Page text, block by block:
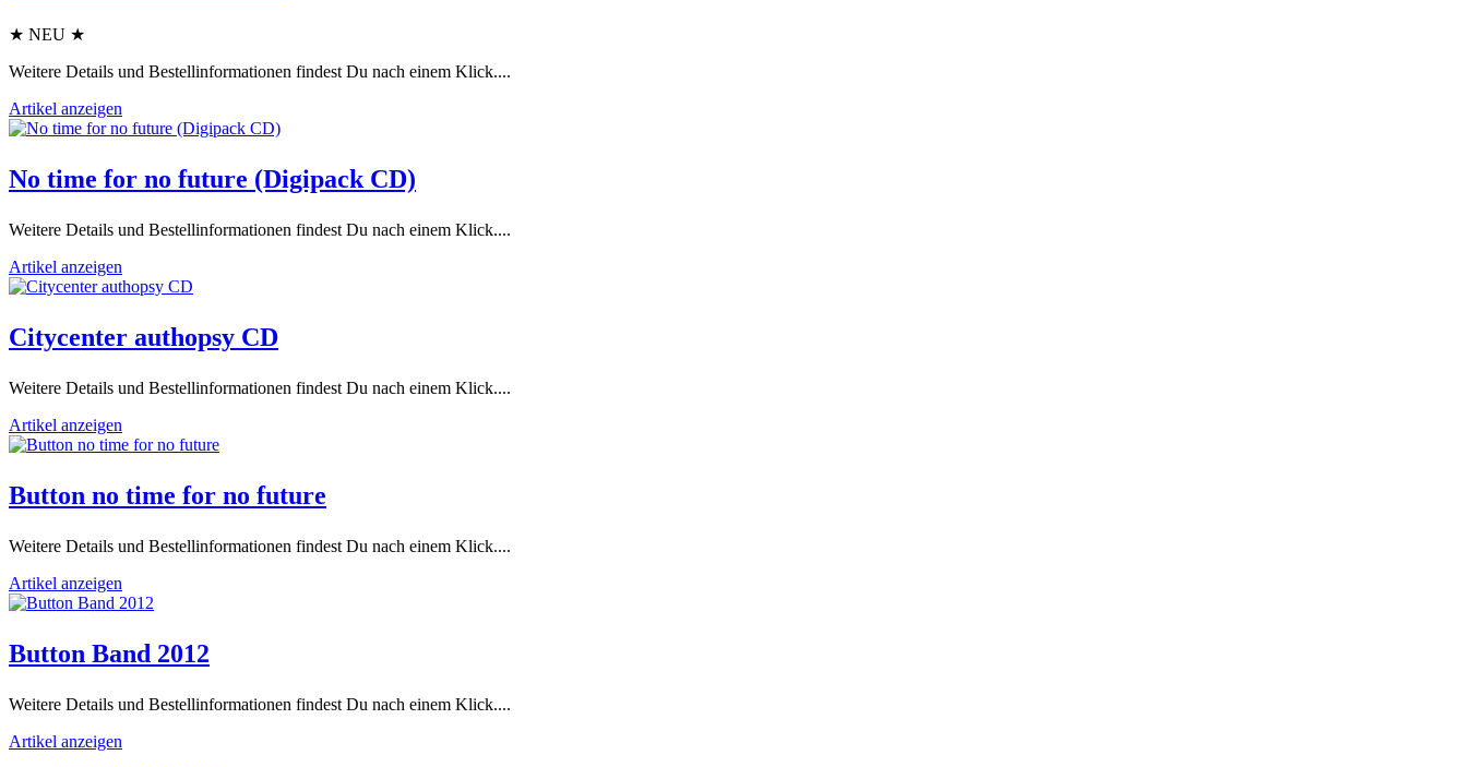
★ NEU ★
Weitere Details und Bestellinformationen findest Du nach einem Klick....
Artikel anzeigen
No time for no future (Digipack CD)
Weitere Details und Bestellinformationen findest Du nach einem Klick....
Artikel anzeigen
Citycenter authopsy CD
Weitere Details und Bestellinformationen findest Du nach einem Klick....
Artikel anzeigen
Button no time for no future
Weitere Details und Bestellinformationen findest Du nach einem Klick....
Artikel anzeigen
Button Band 2012
Weitere Details und Bestellinformationen findest Du nach einem Klick....
Artikel anzeigen